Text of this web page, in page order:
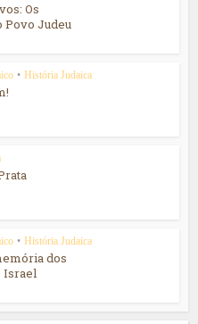
Os
Povo Judeu
• História Judaica
• História Judaica
dos
Israel